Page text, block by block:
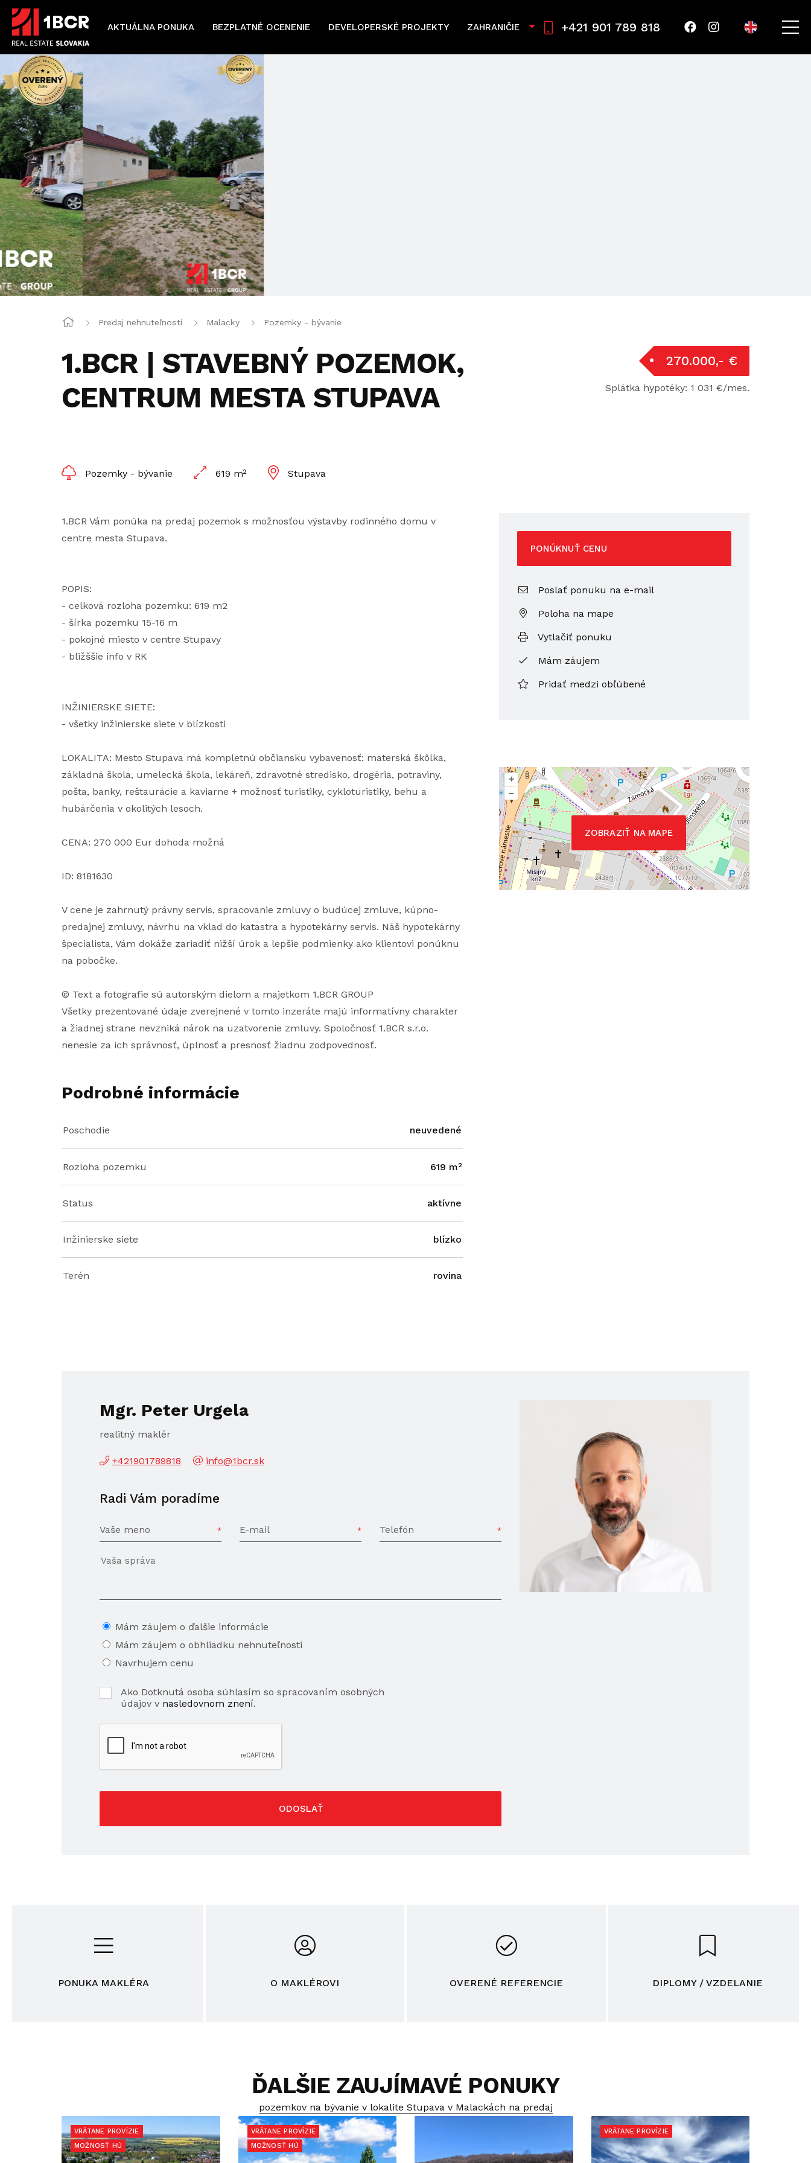
AKTUÁLNA PONUKA BEZPLATNÉ OCENENIE DEVELOPERSKÉ PROJEKTY ZAHRANIČIE +421 901 789 818
Predaj nehnuteľností Malacky Pozemky - bývanie
1.BCR | STAVEBNÝ POZEMOK,
CENTRUM MESTA STUPAVA
270.000,- €
Splátka hypotéky: 1 031 €/mes.
Pozemky - bývanie 619 m² Stupava
1.BCR Vám ponúka na predaj pozemok s možnosťou výstavby rodinného domu v
centre mesta Stupava.
POPIS:
- celková rozloha pozemku: 619 m2
- šírka pozemku 15-16 m
- pokojné miesto v centre Stupavy
- bližššie info v RK
INŽINIERSKE SIETE:
- všetky inžinierske siete v blízkosti
LOKALITA: Mesto Stupava má kompletnú občiansku vybavenosť: materská škôlka,
základná škola, umelecká škola, lekáreň, zdravotné stredisko, drogéria, potraviny,
pošta, banky, reštaurácie a kaviarne + možnosť turistiky, cykloturistiky, behu a
hubárčenia v okolitých lesoch.
CENA: 270 000 Eur dohoda možná
ID: 8181630
V cene je zahrnutý právny servis, spracovanie zmluvy o budúcej zmluve, kúpno-
predajnej zmluvy, návrhu na vklad do katastra a hypotekárny servis. Náš hypotekárny
špecialista, Vám dokáže zariadiť nižší úrok a lepšie podmienky ako klientovi ponúknu
na pobočke.
© Text a fotografie sú autorským dielom a majetkom 1.BCR GROUP
Všetky prezentované údaje zverejnené v tomto inzeráte majú informatívny charakter
a žiadnej strane nevzniká nárok na uzatvorenie zmluvy. Spoločnosť 1.BCR s.r.o.
nenesie za ich správnosť, úplnosť a presnosť žiadnu zodpovednosť.
Podrobné informácie
Poschodie neuvedené
Rozloha pozemku 619 m²
Status aktívne
Inžinierske siete blízko
Terén rovina
PONÚKNUŤ CENU
Poslať ponuku na e-mail
Poloha na mape
Vytlačiť ponuku
Mám záujem
Pridať medzi obľúbené
ZOBRAZIŤ NA MAPE
+
–
Mgr. Peter Urgela
realitný maklér
+421901789818 info@1bcr.sk
Radi Vám poradíme
Vaše meno E-mail Telefón
Mám záujem o ďalšie informácie
Mám záujem o obhliadku nehnuteľnosti
Navrhujem cenu
Ako Dotknutá osoba súhlasím so spracovaním osobných
údajov v nasledovnom znení.
ODOSLAŤ
PONUKA MAKLÉRA O MAKLÉROVI OVERENÉ REFERENCIE DIPLOMY / VZDELANIE
ĎALŠIE ZAUJÍMAVÉ PONUKY
pozemkov na bývanie v lokalite Stupava v Malackách na predaj
VRÁTANE PROVÍZIE
MOŽNOSŤ HÚ
VRÁTANE PROVÍZIE
MOŽNOSŤ HÚ
VRÁTANE PROVÍZIE